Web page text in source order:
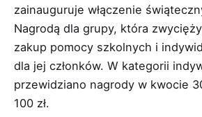
zainauguruje włączenie
Nagrodą dla grupy, która
zakup pomocy szkolnych i
dla jej członków. W kategorii
przewidziano nagrody w kwocie
100 zł.